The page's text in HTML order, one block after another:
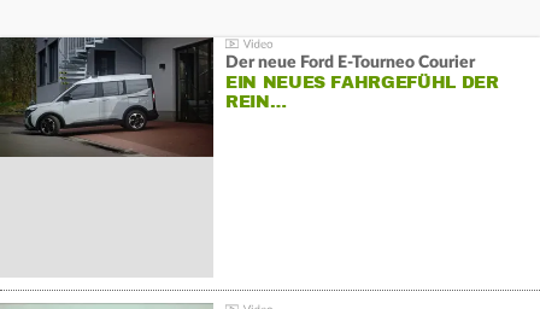
Der neue Ford E-Tourneo Courier
EIN NEUES FAHRGEFÜHL DER
REIN…